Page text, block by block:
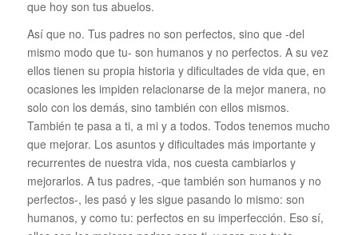
que hoy son tus abuelos.
Así que no. Tus padres no son perfectos, sino que -del
mismo modo que tu- son humanos y no perfectos. A su vez
ellos tienen su propia historia y dificultades de vida que, en
ocasiones les impiden relacionarse de la mejor manera, no
solo con los demás, sino también con ellos mismos.
También te pasa a ti, a mi y a todos. Todos tenemos mucho
que mejorar. Los asuntos y dificultades más importante y
recurrentes de nuestra vida, nos cuesta cambiarlos y
mejorarlos. A tus padres, -que también son humanos y no
perfectos-, les pasó y les sigue pasando lo mismo: son
humanos, y como tu: perfectos en su imperfección. Eso sí,